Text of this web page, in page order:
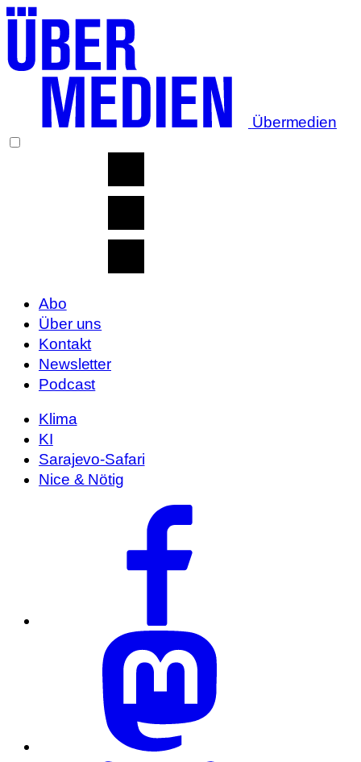
Übermedien
Abo
Über uns
Kontakt
Newsletter
Podcast
Klima
KI
Sarajevo-Safari
Nice & Nötig